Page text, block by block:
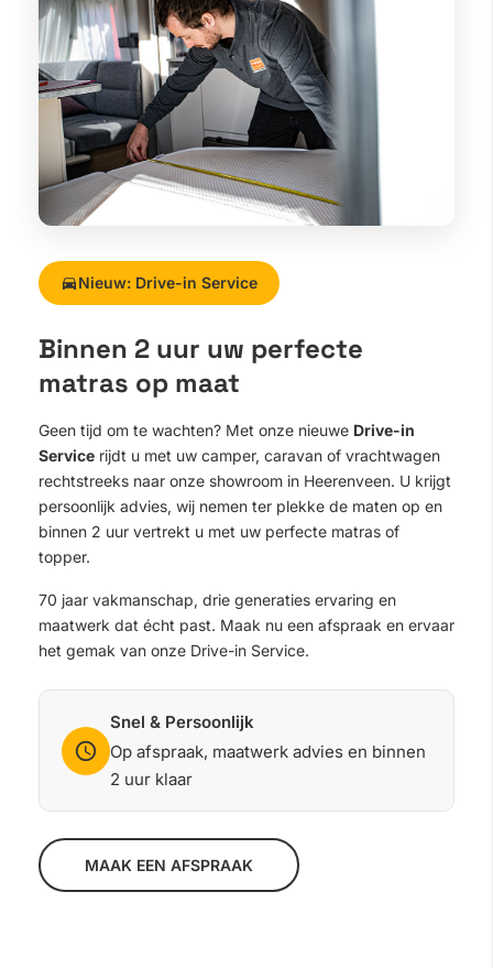
Nieuw: Drive-in Service
Binnen 2 uur uw perfecte
matras op maat
Geen tijd om te wachten? Met onze nieuwe Drive-in
Service rijdt u met uw camper, caravan of vrachtwagen
rechtstreeks naar onze showroom in Heerenveen. U krijgt
persoonlijk advies, wij nemen ter plekke de maten op en
binnen 2 uur vertrekt u met uw perfecte matras of
topper.
70 jaar vakmanschap, drie generaties ervaring en
maatwerk dat écht past. Maak nu een afspraak en ervaar
het gemak van onze Drive-in Service.
Snel & Persoonlijk
Op afspraak, maatwerk advies en binnen
2 uur klaar
MAAK EEN AFSPRAAK